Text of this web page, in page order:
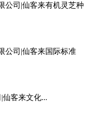
公司|仙客来有机灵芝种
公司|仙客来国际标准
仙客来文化...